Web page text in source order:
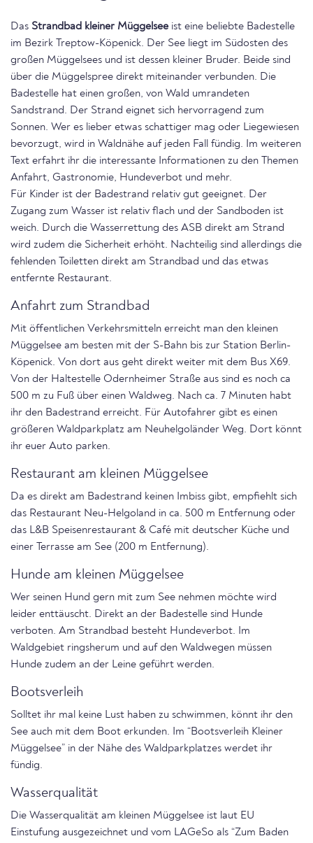
Das Strandbad kleiner Müggelsee ist eine beliebte Badestelle
im Bezirk Treptow-Köpenick. Der See liegt im Südosten des
großen Müggelsees und ist dessen kleiner Bruder. Beide sind
über die Müggelspree direkt miteinander verbunden. Die
Badestelle hat einen großen, von Wald umrandeten
Sandstrand. Der Strand eignet sich hervorragend zum
Sonnen. Wer es lieber etwas schattiger mag oder Liegewiesen
bevorzugt, wird in Waldnähe auf jeden Fall fündig. Im weiteren
Text erfahrt ihr die interessante Informationen zu den Themen
Anfahrt, Gastronomie, Hundeverbot und mehr.
Für Kinder ist der Badestrand relativ gut geeignet. Der
Zugang zum Wasser ist relativ flach und der Sandboden ist
weich. Durch die Wasserrettung des ASB direkt am Strand
wird zudem die Sicherheit erhöht. Nachteilig sind allerdings die
fehlenden Toiletten direkt am Strandbad und das etwas
entfernte Restaurant.
Anfahrt zum Strandbad
Mit öffentlichen Verkehrsmitteln erreicht man den kleinen
Müggelsee am besten mit der S-Bahn bis zur Station Berlin-
Köpenick. Von dort aus geht direkt weiter mit dem Bus X69.
Von der Haltestelle Odernheimer Straße aus sind es noch ca
500 m zu Fuß über einen Waldweg. Nach ca. 7 Minuten habt
ihr den Badestrand erreicht. Für Autofahrer gibt es einen
größeren Waldparkplatz am Neuhelgoländer Weg. Dort könnt
ihr euer Auto parken.
Restaurant am kleinen Müggelsee
Da es direkt am Badestrand keinen Imbiss gibt, empfiehlt sich
das Restaurant Neu-Helgoland in ca. 500 m Entfernung oder
das L&B Speisenrestaurant & Café mit deutscher Küche und
einer Terrasse am See (200 m Entfernung).
Hunde am kleinen Müggelsee
Wer seinen Hund gern mit zum See nehmen möchte wird
leider enttäuscht. Direkt an der Badestelle sind Hunde
verboten. Am Strandbad besteht Hundeverbot. Im
Waldgebiet ringsherum und auf den Waldwegen müssen
Hunde zudem an der Leine geführt werden.
Bootsverleih
Solltet ihr mal keine Lust haben zu schwimmen, könnt ihr den
See auch mit dem Boot erkunden. Im “Bootsverleih Kleiner
Müggelsee” in der Nähe des Waldparkplatzes werdet ihr
fündig.
Wasserqualität
Die Wasserqualität am kleinen Müggelsee ist laut EU
Einstufung ausgezeichnet und vom LAGeSo als “Zum Baden